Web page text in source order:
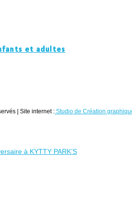
et adultes
| Site internet : Studio de Création
à KYTTY PARK’S